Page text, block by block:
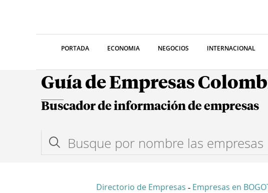
PORTADA ECONOMIA NEGOCIOS INTERNACIONAL
Guía de Empresas
Buscador de información de empresas
Directorio de Empresas - Empresas en